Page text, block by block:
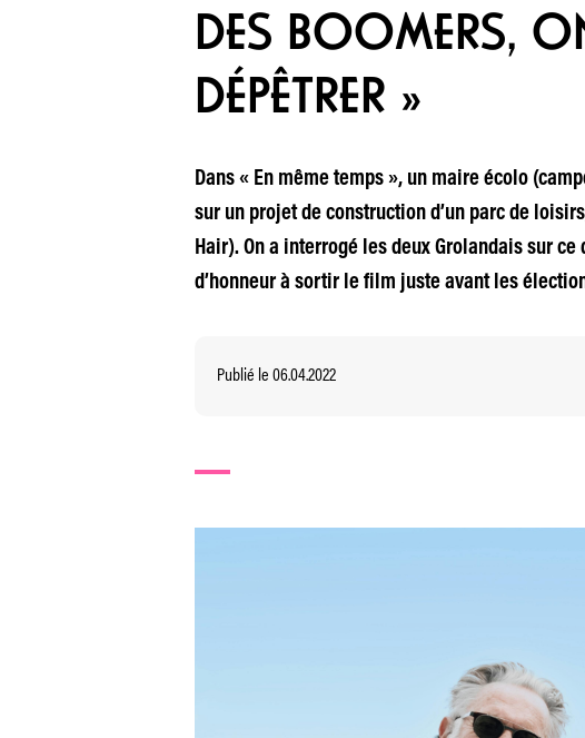
DES BOOMERS,
DÉPÊTRER »
Dans « En même temps », un maire écolo
sur un projet de construction d’un parc de
Hair). On a interrogé les deux Grolandais sur
d’honneur à sortir le film juste avant les
Publié le 06.04.2022